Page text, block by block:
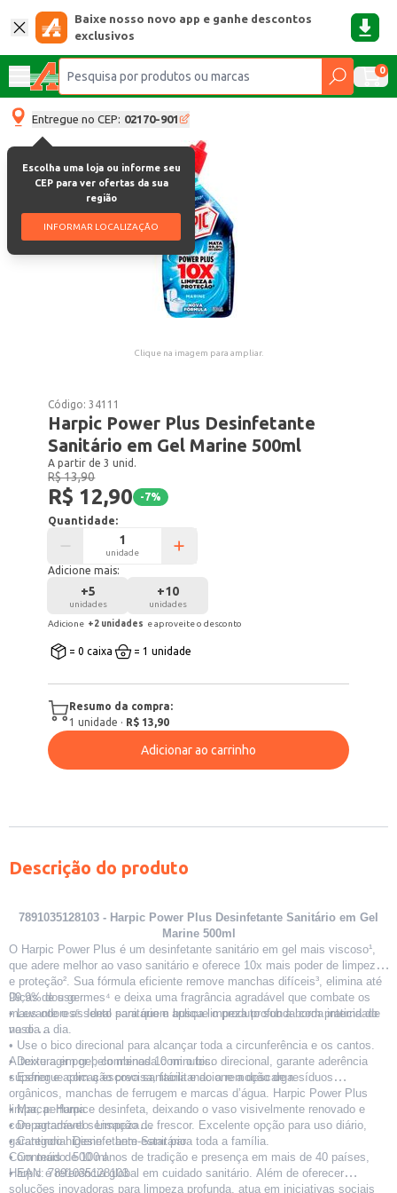
Baixe nosso novo app e ganhe descontos
exclusivos
0
Entregue no CEP: 02170-901
Escolha uma loja ou informe seu
CEP para ver ofertas da sua
região
INFORMAR LOCALIZAÇÃO
Clique na imagem para ampliar.
Código:34111
Harpic Power Plus Desinfetante
Sanitário em Gel Marine 500ml
A partir de 3 unid.
R$ 13,90
R$ 12,90 -7%
Quantidade:
unidade
Adicione mais:
+5
unidades
+10
unidades
Adicione +2 unidades e aproveite o desconto
= 0 caixa = 1 unidade
Resumo da compra:
1 unidade · R$ 13,90
Adicionar ao carrinho
Descrição do produto
7891035128103 - Harpic Power Plus Desinfetante Sanitário em Gel
Marine 500ml
O Harpic Power Plus é um desinfetante sanitário em gel mais viscoso¹,
que adere melhor ao vaso sanitário e oferece 10x mais poder de limpeza
e proteção². Sua fórmula eficiente remove manchas difíceis³, elimina até
99,9% dos germes⁴ e deixa uma fragrância agradável que combate os
maus odores⁵. Ideal para quem busca limpeza profunda com praticidade
no dia a dia.
Dicas de uso:
• Levante o assento sanitário e aplique o produto sob a borda interna do
vaso.
• Use o bico direcional para alcançar toda a circunferência e os cantos.
• Deixe agir por pelo menos 10 minutos.
• Esfregue com a escova sanitária e acione a descarga.
A textura em gel, combinada com o bico direcional, garante aderência
superior e aplicação precisa, facilitando a remoção de resíduos
orgânicos, manchas de ferrugem e marcas d’água. Harpic Power Plus
limpa, perfuma e desinfeta, deixando o vaso visivelmente renovado e
com agradável sensação de frescor. Excelente opção para uso diário,
garantindo higiene e bem-estar para toda a família.
• Marca: Harpic
• Departamento: Limpeza
• Categoria: Desinfetante Sanitário
• Conteúdo: 500 ml
• EAN: 7891035128103
Com mais de 100 anos de tradição e presença em mais de 40 países,
Harpic é referência global em cuidado sanitário. Além de oferecer
soluções inovadoras para limpeza profunda, atua em iniciativas sociais